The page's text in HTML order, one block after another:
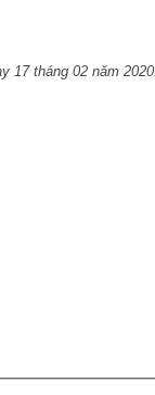
17 tháng 02 năm 2020.